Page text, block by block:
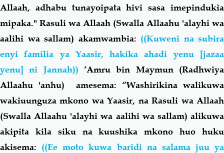
Allaah, adhabu tunayoipata hivi sasa imepindukia
mipaka." Rasuli wa Allaah (Swalla Allaahu 'alayhi wa
aalihi wa sallam) akamwambia: ((Kuweni na subira
enyi familia ya Yaasir, hakika ahadi yenu [jazaa
yenu] ni Jannah)) ‘Amru bin Maymun (Radhwiya
Allaahu 'anhu) amesema: “Washirikina walikuwa
wakiuunguza mkono wa Yaasir, na Rasuli wa Allaah
(Swalla Allaahu 'alayhi wa aalihi wa sallam) alikuwa
akipita kila siku na kuushika mkono huo huku
akisema: ((Ee moto kuwa baridi na salama juu ya